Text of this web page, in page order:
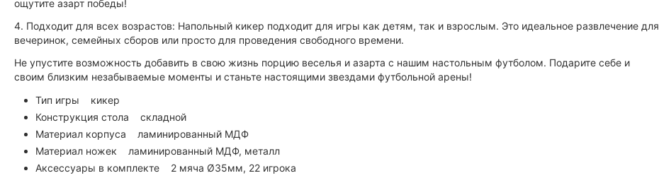
ощутите азарт победы!
4. Подходит для всех возрастов: Напольный кикер подходит для игры как детям, так и взрослым. Это идеальное развлечение для
вечеринок, семейных сборов или просто для проведения свободного времени.
Не упустите возможность добавить в свою жизнь порцию веселья и азарта с нашим настольным футболом. Подарите себе и
своим близким незабываемые моменты и станьте настоящими звездами футбольной арены!
Тип игры кикер
Конструкция стола складной
Материал корпуса ламинированный МДФ
Материал ножек ламинированный МДФ, металл
Аксессуары в комплекте 2 мяча Ø35мм, 22 игрока